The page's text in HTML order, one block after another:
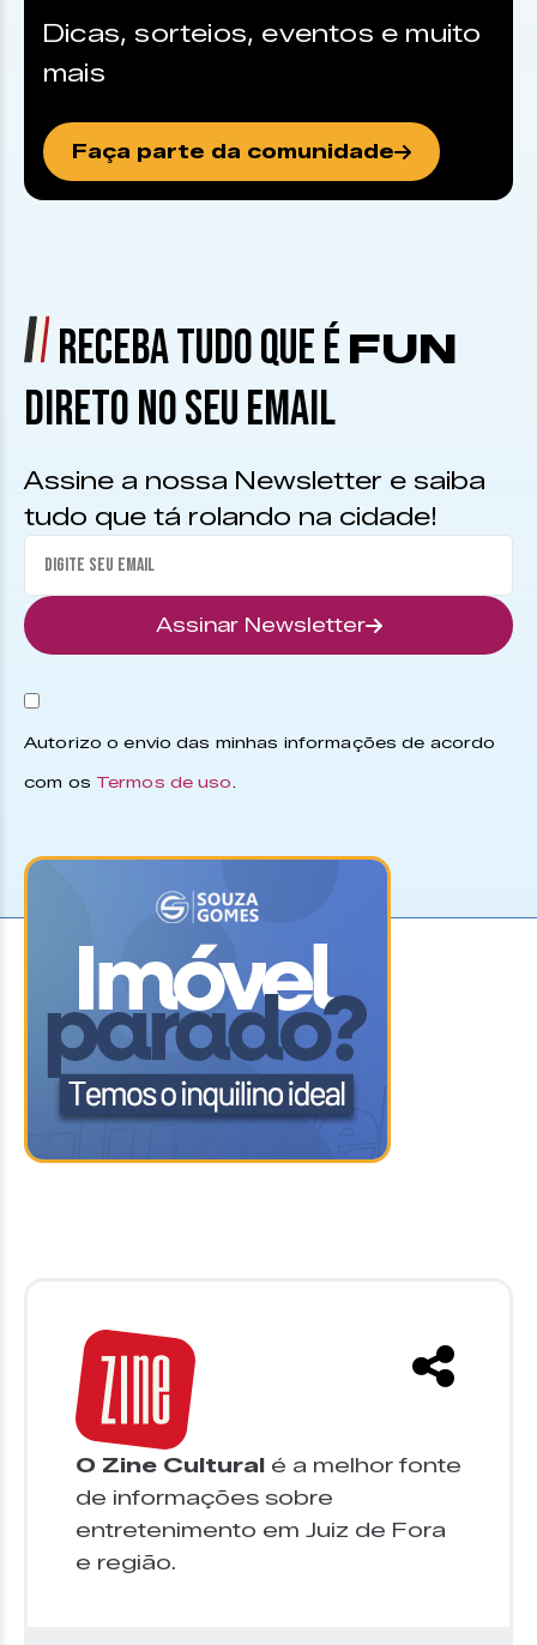
Dicas, sorteios, eventos e muito
mais
Faça parte da comunidade
RECEBA TUDO QUE É FUN
DIRETO NO SEU EMAIL
Assine a nossa Newsletter e saiba
tudo que tá rolando na cidade!
Assinar Newsletter
Autorizo o envio das minhas informações de acordo
com os Termos de uso.
O Zine Cultural é a melhor fonte
de informações sobre
entretenimento em Juiz de Fora
e região.